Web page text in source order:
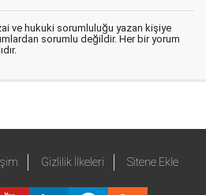
ve hukuki sorumluluğu yazan kişiye
sorumlu değildir. Her bir yorum
Gizlilik İlkeleri Sitene Ekle